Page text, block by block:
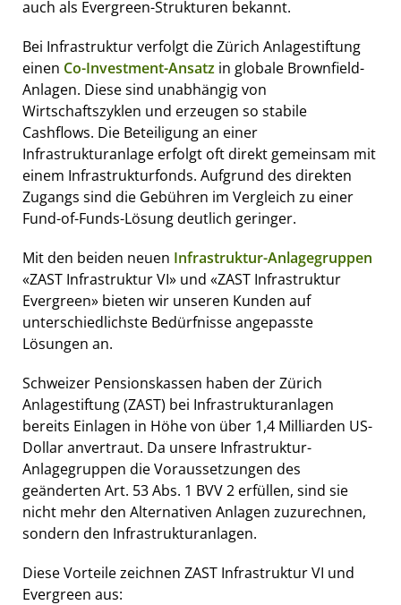
auch als Evergreen-Strukturen bekannt.
Bei Infrastruktur verfolgt die Zürich Anlagestiftung
einen Co-Investment-Ansatz in globale Brownfield-
Anlagen. Diese sind unabhängig von
Wirtschaftszyklen und erzeugen so stabile
Cashflows. Die Beteiligung an einer
Infrastrukturanlage erfolgt oft direkt gemeinsam mit
einem Infrastrukturfonds. Aufgrund des direkten
Zugangs sind die Gebühren im Vergleich zu einer
Fund-of-Funds-Lösung deutlich geringer.
Mit den beiden neuen Infrastruktur-Anlagegruppen
«ZAST Infrastruktur VI» und «ZAST Infrastruktur
Evergreen» bieten wir unseren Kunden auf
unterschiedlichste Bedürfnisse angepasste
Lösungen an.
Schweizer Pensionskassen haben der Zürich
Anlagestiftung (ZAST) bei Infrastrukturanlagen
bereits Einlagen in Höhe von über 1,4 Milliarden US-
Dollar anvertraut. Da unsere Infrastruktur-
Anlagegruppen die Voraussetzungen des
geänderten Art. 53 Abs. 1 BVV 2 erfüllen, sind sie
nicht mehr den Alternativen Anlagen zuzurechnen,
sondern den Infrastrukturanlagen.
Diese Vorteile zeichnen ZAST Infrastruktur VI und
Evergreen aus: